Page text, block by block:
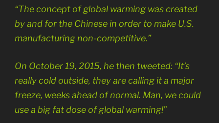
“The concept of global warming was created
by and for the Chinese in order to make U.S.
manufacturing non-competitive.”
On October 19, 2015, he then tweeted: “It’s
really cold outside, they are calling it a major
freeze, weeks ahead of normal. Man, we could
use a big fat dose of global warming!”